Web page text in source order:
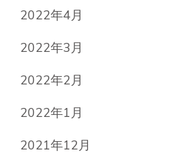
2022年4月
2022年3月
2022年2月
2022年1月
2021年12月